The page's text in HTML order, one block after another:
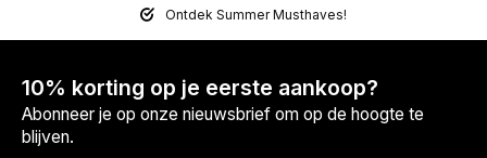
Ontdek Summer Musthaves!
10% korting op je eerste aankoop?
Abonneer je op onze nieuwsbrief om op de hoogte te
blijven.